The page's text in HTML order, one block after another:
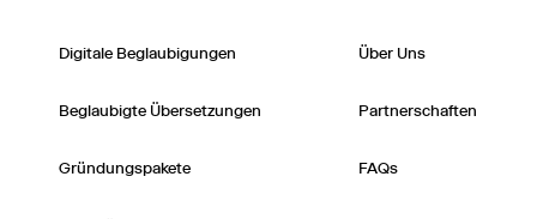
Digitale Beglaubigungen
Beglaubigte Übersetzungen
Gründungspakete
Über Uns
Partnerschaften
FAQs